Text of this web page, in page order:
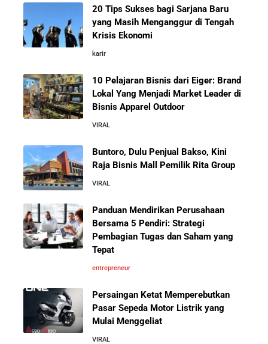
Cara Mendirikan Kafe Sukses Seperti Kopi Kenangan,
Fore Coffee, dan Tuku: Panduan Lengkap untuk Pemula
Rahasia Sukses Starbucks: Strategi Branding dan
Pengalaman Pelanggan yang Bisa Kamu Tiru
5 Cara Aman Pindah Kuadran dari Karyawan ke
Kacau
10 Kiat Aman Memulai Bisnis dari Nol: Panduan
Lengkap untuk Pemula
5 Alasan Kenapa Bekerja di Perusahaan Orang Lain
Sebelum Memulai Usaha Sendiri Adalah Langkah
5 Alasan Kenapa Kamu Harus Bekerja di Perusahaan
Orang Lain Sebelum Bikin Bisnis Sendiri
20 Tips Sukses bagi Sarjana Baru
yang Masih Menganggur di Tengah
Krisis Ekonomi
karir
10 Pelajaran Bisnis dari Eiger: Brand
Lokal Yang Menjadi Market Leader di
Bisnis Apparel Outdoor
VIRAL
Buntoro, Dulu Penjual Bakso, Kini
Raja Bisnis Mall Pemilik Rita Group
VIRAL
Panduan Mendirikan Perusahaan
Bersama 5 Pendiri: Strategi
Pembagian Tugas dan Saham yang
Tepat
entrepreneur
Persaingan Ketat Memperebutkan
Pasar Sepeda Motor Listrik yang
Mulai Menggeliat
VIRAL